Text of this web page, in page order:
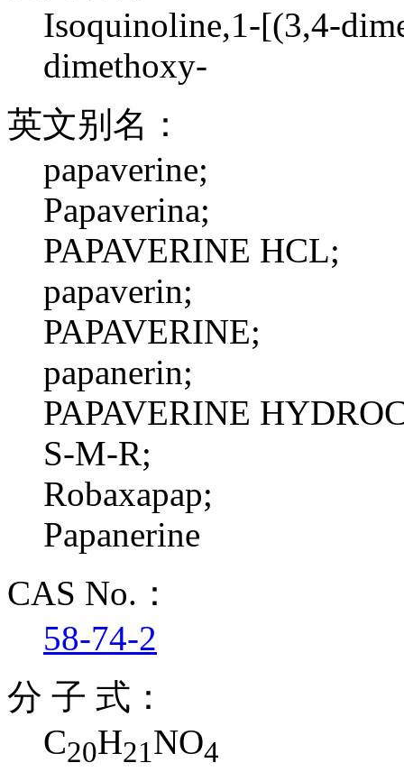
Isoquinoline,1-[(3,4-
dimethoxy-
英文别名：
papaverine;
Papaverina;
PAPAVERINE HCL;
papaverin;
PAPAVERINE;
papanerin;
PAPAVERINE
S-M-R;
Robaxapap;
Papanerine
CAS No.：
58-74-2
分 子 式：
C20H21NO4